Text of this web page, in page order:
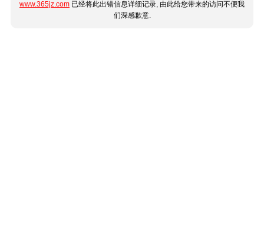
www.365jz.com 已经将此出错信息详细记录, 由此给您带来的访问不便我
们深感歉意.